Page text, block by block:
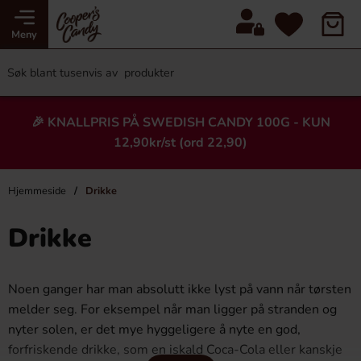
Meny
🎉 KNALLPRIS PÅ SWEDISH CANDY 100G - KUN
12,90kr/st (ord 22,90)
Hjemmeside Drikke
Drikke
Noen ganger har man absolutt ikke lyst på vann når tørsten
melder seg. For eksempel når man ligger på stranden og
nyter solen, er det mye hyggeligere å nyte en god,
forfriskende drikke, som en iskald Coca-Cola eller kanskje